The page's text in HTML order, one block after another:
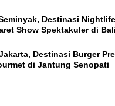
Destinasi
Show Spektakuler di Bali
Destinasi Burger
di Jantung Senopati